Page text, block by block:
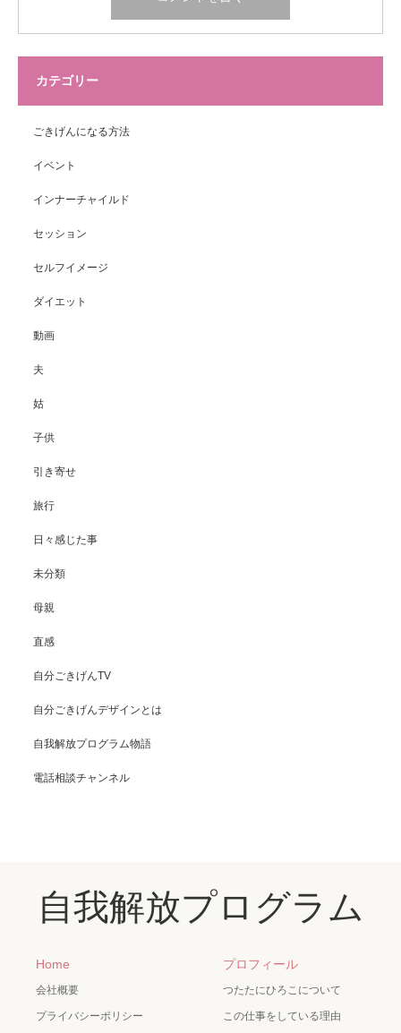
カテゴリー
ごきげんになる方法
イベント
インナーチャイルド
セッション
セルフイメージ
ダイエット
動画
夫
姑
子供
引き寄せ
旅行
日々感じた事
未分類
母親
直感
自分ごきげんTV
自分ごきげんデザインとは
自我解放プログラム物語
電話相談チャンネル
自我解放プログラム
Home
会社概要
プライバシーポリシー
プロフィール
つたたにひろこについて
この仕事をしている理由